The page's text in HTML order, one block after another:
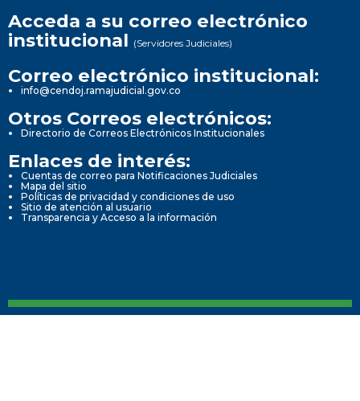
Acceda a su correo electrónico
institucional (Servidores Judiciales)
Correo electrónico institucional:
info@cendoj.ramajudicial.gov.co
Otros Correos electrónicos:
Directorio de Correos Electrónicos Institucionales
Enlaces de interés:
Cuentas de correo para Notificaciones Judiciales
Mapa del sitio
Políticas de privacidad y condiciones de uso
Sitio de atención al usuario
Transparencia y Acceso a la información